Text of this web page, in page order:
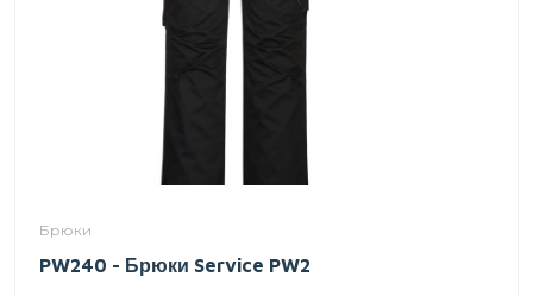
Брюки
PW240 - Брюки Service PW2